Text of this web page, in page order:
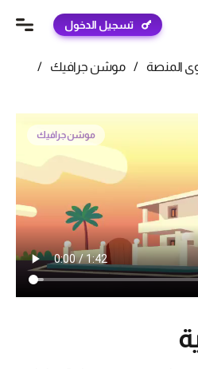
تسجيل الدخول
المنصة / موشن جرافيك
/
موشن جرافيك